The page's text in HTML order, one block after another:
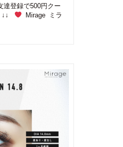
登録で500円クー
↓↓
Mirage ミラ